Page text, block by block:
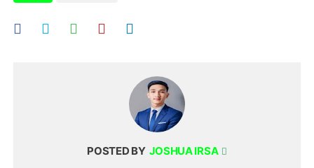
POSTED BY JOSHUA IRSA